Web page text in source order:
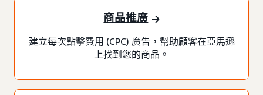
商品推廣
建立每次點擊費用 (CPC) 廣告，幫助顧客在亞馬遜
上找到您的商品。